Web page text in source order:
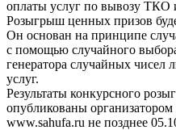
оплаты услуг по вывозу ТКО
Розыгрыш ценных призов
Он основан на принципе
с помощью случайного
генератора случайных чисел
услуг.
Результаты конкурсного
опубликованы
www.sahufa.ru не позднее